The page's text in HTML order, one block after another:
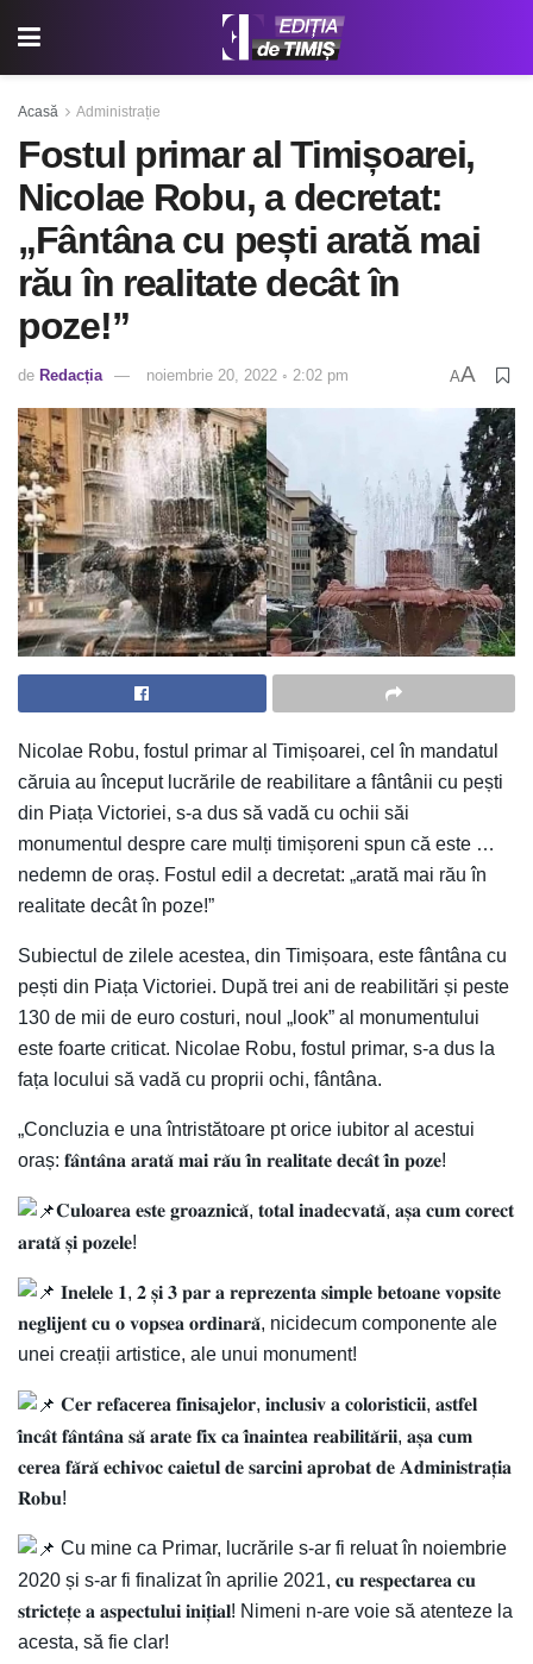
Acasă Administrație
Fostul primar al Timișoarei,
Nicolae Robu, a decretat:
„Fântâna cu pești arată mai
rău în realitate decât în
poze!”
de Redacția noiembrie 20, 2022 ◦ 2:02 pm AA
Nicolae Robu, fostul primar al Timișoarei, cel în mandatul
căruia au început lucrările de reabilitare a fântânii cu pești
din Piața Victoriei, s-a dus să vadă cu ochii săi
monumentul despre care mulți timișoreni spun că este …
nedemn de oraș. Fostul edil a decretat: „arată mai rău în
realitate decât în poze!”
Subiectul de zilele acestea, din Timișoara, este fântâna cu
pești din Piața Victoriei. După trei ani de reabilitări și peste
130 de mii de euro costuri, noul „look” al monumentului
este foarte criticat. Nicolae Robu, fostul primar, s-a dus la
fața locului să vadă cu proprii ochi, fântâna.
„Concluzia e una întristătoare pt orice iubitor al acestui
oraș: 𝐟𝐚̂𝐧𝐭𝐚̂𝐧𝐚 𝐚𝐫𝐚𝐭𝐚̆ 𝐦𝐚𝐢 𝐫𝐚̆𝐮 𝐢̂𝐧 𝐫𝐞𝐚𝐥𝐢𝐭𝐚𝐭𝐞 𝐝𝐞𝐜𝐚̂𝐭 𝐢̂𝐧 𝐩𝐨𝐳𝐞!
𝐂𝐮𝐥𝐨𝐚𝐫𝐞𝐚 𝐞𝐬𝐭𝐞 𝐠𝐫𝐨𝐚𝐳𝐧𝐢𝐜𝐚̆, 𝐭𝐨𝐭𝐚𝐥 𝐢𝐧𝐚𝐝𝐞𝐜𝐯𝐚𝐭𝐚̆, 𝐚𝐬̦𝐚 𝐜𝐮𝐦 𝐜𝐨𝐫𝐞𝐜𝐭
𝐚𝐫𝐚𝐭𝐚̆ 𝐬̦𝐢 𝐩𝐨𝐳𝐞𝐥𝐞!
𝐈𝐧𝐞𝐥𝐞𝐥𝐞 𝟏, 𝟐 𝐬̦𝐢 𝟑 𝐩𝐚𝐫 𝐚 𝐫𝐞𝐩𝐫𝐞𝐳𝐞𝐧𝐭𝐚 𝐬𝐢𝐦𝐩𝐥𝐞 𝐛𝐞𝐭𝐨𝐚𝐧𝐞 𝐯𝐨𝐩𝐬𝐢𝐭𝐞
𝐧𝐞𝐠𝐥𝐢𝐣𝐞𝐧𝐭 𝐜𝐮 𝐨 𝐯𝐨𝐩𝐬𝐞𝐚 𝐨𝐫𝐝𝐢𝐧𝐚𝐫𝐚̆, nicidecum componente ale
unei creații artistice, ale unui monument!
𝐂𝐞𝐫 𝐫𝐞𝐟𝐚𝐜𝐞𝐫𝐞𝐚 𝐟𝐢𝐧𝐢𝐬𝐚𝐣𝐞𝐥𝐨𝐫, 𝐢𝐧𝐜𝐥𝐮𝐬𝐢𝐯 𝐚 𝐜𝐨𝐥𝐨𝐫𝐢𝐬𝐭𝐢𝐜𝐢𝐢, 𝐚𝐬𝐭𝐟𝐞𝐥
𝐢̂𝐧𝐜𝐚̂𝐭 𝐟𝐚̂𝐧𝐭𝐚̂𝐧𝐚 𝐬𝐚̆ 𝐚𝐫𝐚𝐭𝐞 𝐟𝐢𝐱 𝐜𝐚 𝐢̂𝐧𝐚𝐢𝐧𝐭𝐞𝐚 𝐫𝐞𝐚𝐛𝐢𝐥𝐢𝐭𝐚̆𝐫𝐢𝐢, 𝐚𝐬̦𝐚 𝐜𝐮𝐦
𝐜𝐞𝐫𝐞𝐚 𝐟𝐚̆𝐫𝐚̆ 𝐞𝐜𝐡𝐢𝐯𝐨𝐜 𝐜𝐚𝐢𝐞𝐭𝐮𝐥 𝐝𝐞 𝐬𝐚𝐫𝐜𝐢𝐧𝐢 𝐚𝐩𝐫𝐨𝐛𝐚𝐭 𝐝𝐞 𝐀𝐝𝐦𝐢𝐧𝐢𝐬𝐭𝐫𝐚𝐭̦𝐢𝐚
𝐑𝐨𝐛𝐮!
Cu mine ca Primar, lucrările s-ar fi reluat în noiembrie
2020 și s-ar fi finalizat în aprilie 2021, 𝐜𝐮 𝐫𝐞𝐬𝐩𝐞𝐜𝐭𝐚𝐫𝐞𝐚 𝐜𝐮
𝐬𝐭𝐫𝐢𝐜𝐭𝐞𝐭̦𝐞 𝐚 𝐚𝐬𝐩𝐞𝐜𝐭𝐮𝐥𝐮𝐢 𝐢𝐧𝐢𝐭̦𝐢𝐚𝐥! Nimeni n-are voie să atenteze la
acesta, să fie clar!